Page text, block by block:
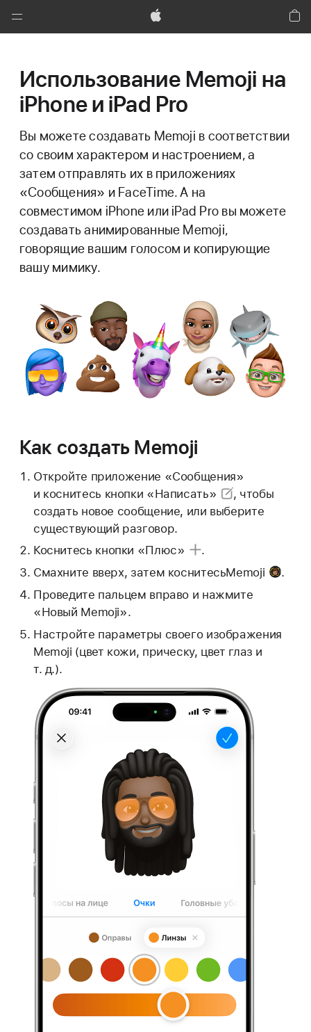
Apple
Использование Memoji на
iPhone и iPad Pro
Вы можете создавать Memoji в соответствии
со своим характером и настроением, а
затем отправлять их в приложениях
«Сообщения» и FaceTime. А на
совместимом iPhone или iPad Pro вы можете
создавать анимированные Memoji,
говорящие вашим голосом и копирующие
вашу мимику.
Как создать Memoji
Откройте приложение «Сообщения»
и коснитесь кнопки «Написать»
, чтобы
создать новое сообщение, или выберите
существующий разговор.
Коснитесь кнопки «Плюс»
.
Смахните вверх, затем коснитесьMemoji
.
Проведите пальцем вправо и нажмите
«Новый Memoji».
Настройте параметры своего изображения
Memoji (цвет кожи, прическу, цвет глаз и
т. д.).